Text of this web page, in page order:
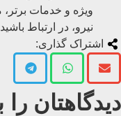
ویژه و خدمات
نیرو، در ارتباط
اشتراک گذاری:
دیدگاهتان را